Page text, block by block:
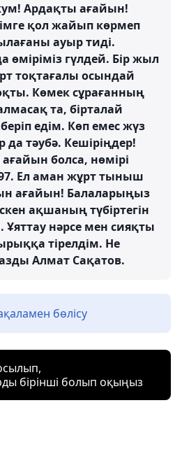
Ардақты ағайын!
қол жайып көрмеп
ауыр тиді.
өміріміз гүлдей. Бір жыл
тоқтағалы осындай
Көмек сұрағанның
та, бірталай
едім. Көп емес жүз
да тәубә. Кешіріңдер!
болса, нөмірі
Ел аман жұрт тыныш
ағайын! Балаларыңыз
ақшаның түбіртегін
нәрсе мен сияқты
тірелдім. Не
Алмат Сақатов.
бөлісу
бірінші болып оқыңыз